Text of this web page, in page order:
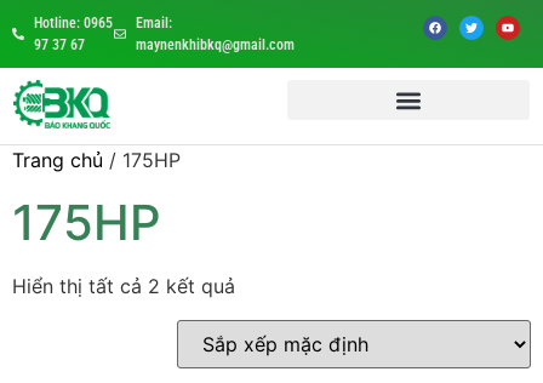
Hotline: 0965
97 37 67
Email:
maynenkhibkq@gmail.com
Trang chủ / 175HP
175HP
Hiển thị tất cả 2 kết quả